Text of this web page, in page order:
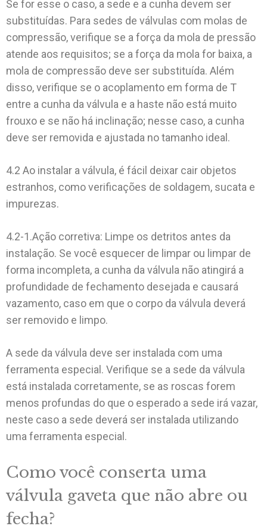
Se for esse o caso, a sede e a cunha devem ser
substituídas. Para sedes de válvulas com molas de
compressão, verifique se a força da mola de pressão
atende aos requisitos; se a força da mola for baixa, a
mola de compressão deve ser substituída. Além
disso, verifique se o acoplamento em forma de T
entre a cunha da válvula e a haste não está muito
frouxo e se não há inclinação; nesse caso, a cunha
deve ser removida e ajustada no tamanho ideal.
4.2 Ao instalar a válvula, é fácil deixar cair objetos
estranhos, como verificações de soldagem, sucata e
impurezas.
4.2-1.Ação corretiva: Limpe os detritos antes da
instalação. Se você esquecer de limpar ou limpar de
forma incompleta, a cunha da válvula não atingirá a
profundidade de fechamento desejada e causará
vazamento, caso em que o corpo da válvula deverá
ser removido e limpo.
A sede da válvula deve ser instalada com uma
ferramenta especial. Verifique se a sede da válvula
está instalada corretamente, se as roscas forem
menos profundas do que o esperado a sede irá vazar,
neste caso a sede deverá ser instalada utilizando
uma ferramenta especial.
Como você conserta uma
válvula gaveta que não abre ou
fecha?